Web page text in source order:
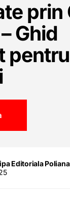
prin
Ghid
pentru
Editoriala Poliana